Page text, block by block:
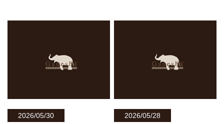
2026/05/30
2026/05/28